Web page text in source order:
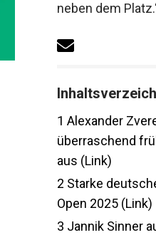
und neben dem
Alexander
überraschend
aus (Link)
Starke deutsche
Open 2025 (Link)
Jannik Sinner